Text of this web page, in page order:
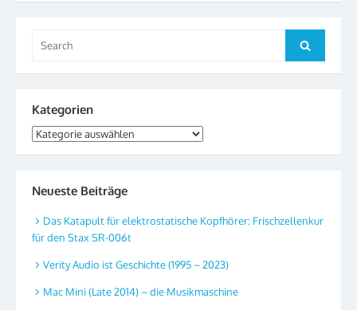
for:
Search
Kategorien
Kategorien
Neueste Beiträge
Das Katapult für elektrostatische Kopfhörer: Frischzellenkur
für den Stax SR-006t
Verity Audio ist Geschichte (1995 – 2023)
Mac Mini (Late 2014) – die Musikmaschine